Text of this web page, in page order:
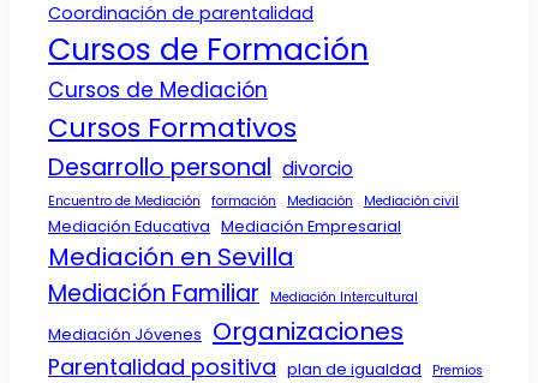
Coordinación de parentalidad
Cursos de Formación
Cursos de Mediación
Cursos Formativos
Desarrollo personal divorcio
Encuentro de Mediación formación Mediación Mediación civil
Mediación Educativa Mediación Empresarial
Mediación en Sevilla
Mediación Familiar Mediación Intercultural
Mediación Jóvenes Organizaciones
Parentalidad positiva plan de igualdad Premios